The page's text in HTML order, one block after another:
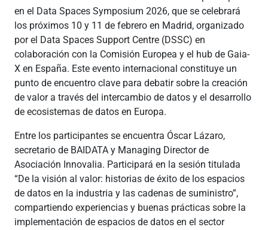
en el Data Spaces Symposium 2026, que se celebrará
los próximos 10 y 11 de febrero en Madrid, organizado
por el Data Spaces Support Centre (DSSC) en
colaboración con la Comisión Europea y el hub de Gaia-
X en España. Este evento internacional constituye un
punto de encuentro clave para debatir sobre la creación
de valor a través del intercambio de datos y el desarrollo
de ecosistemas de datos en Europa.
Entre los participantes se encuentra Óscar Lázaro,
secretario de BAIDATA y Managing Director de
Asociación Innovalia. Participará en la sesión titulada
“De la visión al valor: historias de éxito de los espacios
de datos en la industria y las cadenas de suministro”,
compartiendo experiencias y buenas prácticas sobre la
implementación de espacios de datos en el sector